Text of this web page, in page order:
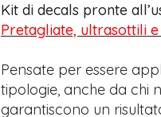
Kit di decals pronte
Pretagliate, ultrasottili
Pensate per essere
tipologie, anche da chi
garantiscono un